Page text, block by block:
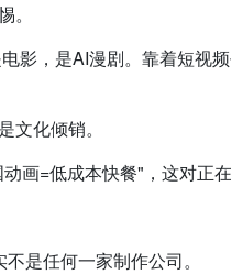
影，是AI漫剧。靠着短视
文化倾销。
画=低成本快餐"，这对正
是任何一家制作公司。